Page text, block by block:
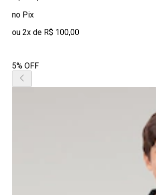
no Pix
ou 2x de R$ 100,00
5% OFF